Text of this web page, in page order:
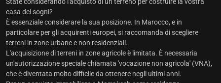
casa dei sogni?
È essenziale considerare la sua posizione. In Marocco, e in
particolare per gli acquirenti europei, si raccomanda di scegliere
terreni in zone urbane e non residenziali.
L'acquisizione di terreni in zone agricole è limitata. È necessaria
un'autorizzazione speciale chiamata 'vocazione non agricola' (VNA),
che è diventata molto difficile da ottenere negli ultimi anni.